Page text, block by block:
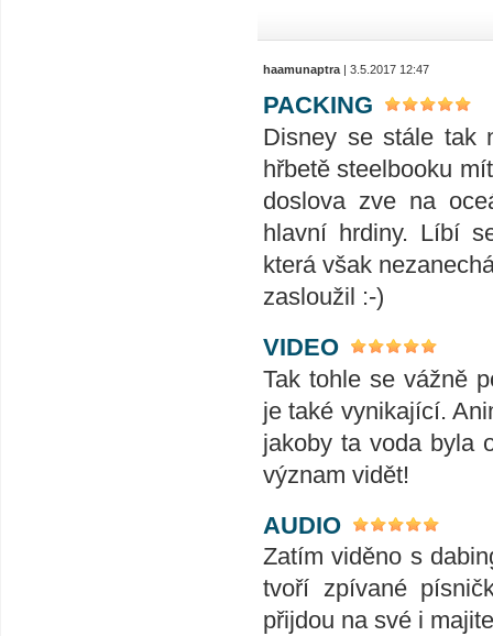
haamunaptra | 3.5.2017 12:47
PACKING
Disney se stále tak
hřbetě steelbooku
doslova zve na
hlavní hrdiny. Líbí
která však
zasloužil :-)
VIDEO
Tak tohle se vážně
je také vynikající.
jakoby ta voda byla
význam vidět!
AUDIO
Zatím viděno s
tvoří zpívané
přijdou na své i